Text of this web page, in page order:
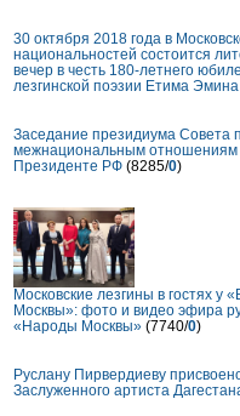
30 октября 2018 года в
национальностей состоится
вечер в честь 180-летнего
лезгинской поэзии Етима Эмина
Заседание президиума Совета
межнациональным отношениям
Президенте РФ (8285/0)
Московские лезгины в гостях у
Москвы»: фото и видео эфира
«Народы Москвы» (7740/0)
Руслану Пирвердиеву
Заслуженного артиста